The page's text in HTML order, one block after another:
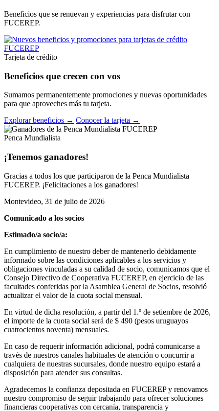
Beneficios que se renuevan y experiencias para disfrutar con
FUCEREP.
Tarjeta de crédito
Beneficios que crecen con vos
Sumamos permanentemente promociones y nuevas oportunidades
para que aproveches más tu tarjeta.
Explorar beneficios → Conocer la tarjeta →
Penca Mundialista
¡Tenemos ganadores!
Gracias a todos los que participaron de la Penca Mundialista
FUCEREP. ¡Felicitaciones a los ganadores!
Montevideo, 31 de julio de 2026
Comunicado a los socios
Estimado/a socio/a:
En cumplimiento de nuestro deber de mantenerlo debidamente
informado sobre las condiciones aplicables a los servicios y
obligaciones vinculadas a su calidad de socio, comunicamos que el
Consejo Directivo de Cooperativa FUCEREP, en ejercicio de las
facultades conferidas por la Asamblea General de Socios, resolvió
actualizar el valor de la cuota social mensual.
En virtud de dicha resolución, a partir del 1.º de setiembre de 2026,
el importe de la cuota social será de $ 490 (pesos uruguayos
cuatrocientos noventa) mensuales.
En caso de requerir información adicional, podrá comunicarse a
través de nuestros canales habituales de atención o concurrir a
cualquiera de nuestras sucursales, donde nuestro equipo estará a
disposición para atender sus consultas.
Agradecemos la confianza depositada en FUCEREP y renovamos
nuestro compromiso de seguir trabajando para ofrecer soluciones
financieras cooperativas con cercanía, transparencia y